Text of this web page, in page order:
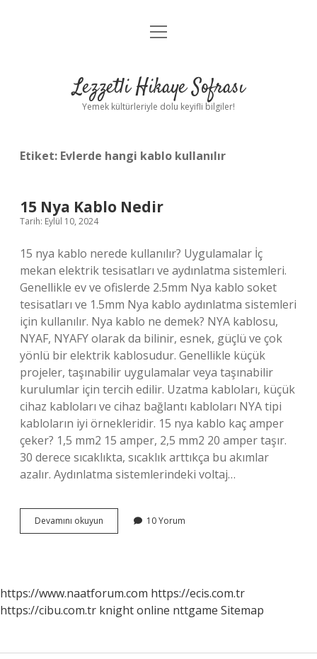
Anasayfa
Yasal Uyarı
menüyü
Lezzetli Hikaye Sofrası
Yemek kültürleriyle dolu keyifli bilgiler!
Etiket: Evlerde hangi kablo kullanılır
15 Nya Kablo Nedir
Tarih: Eylül 10, 2024
15 nya kablo nerede kullanılır? Uygulamalar İç
mekan elektrik tesisatları ve aydınlatma sistemleri.
Genellikle ev ve ofislerde 2.5mm Nya kablo soket
tesisatları ve 1.5mm Nya kablo aydınlatma sistemleri
için kullanılır. Nya kablo ne demek? NYA kablosu,
NYAF, NYAFY olarak da bilinir, esnek, güçlü ve çok
yönlü bir elektrik kablosudur. Genellikle küçük
projeler, taşınabilir uygulamalar veya taşınabilir
kurulumlar için tercih edilir. Uzatma kabloları, küçük
cihaz kabloları ve cihaz bağlantı kabloları NYA tipi
kabloların iyi örnekleridir. 15 nya kablo kaç amper
çeker? 1,5 mm2 15 amper, 2,5 mm2 20 amper taşır.
30 derece sıcaklıkta, sıcaklık arttıkça bu akımlar
azalır. Aydınlatma sistemlerindeki voltaj…
Devamını okuyun
Nya
10 Yorum
https://www.naatforum.com https://ecis.com.tr
https://cibu.com.tr knight online nttgame Sitemap